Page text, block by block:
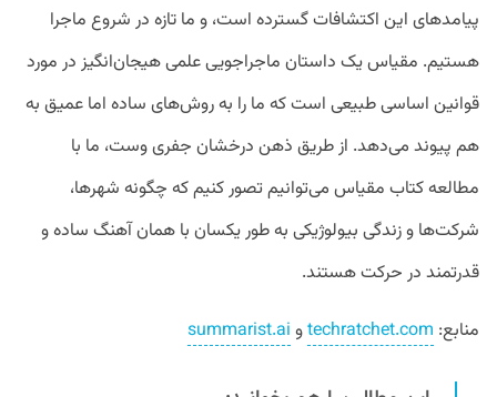
پیامدهای این اکتشافات گسترده است، و ما تازه در شروع ماجرا
هستیم. مقیاس یک داستان ماجراجویی علمی هیجان‌انگیز در مورد
قوانین اساسی طبیعی است که ما را به روش‌های ساده اما عمیق به
هم پیوند می‌دهد. از طریق ذهن درخشان جفری وست، ما با
مطالعه کتاب مقیاس می‌توانیم تصور کنیم که چگونه شهرها،
شرکت‌ها و زندگی بیولوژیکی به طور یکسان با همان آهنگ ساده و
قدرتمند در حرکت هستند.
منابع: techratchet.comو summarist.ai